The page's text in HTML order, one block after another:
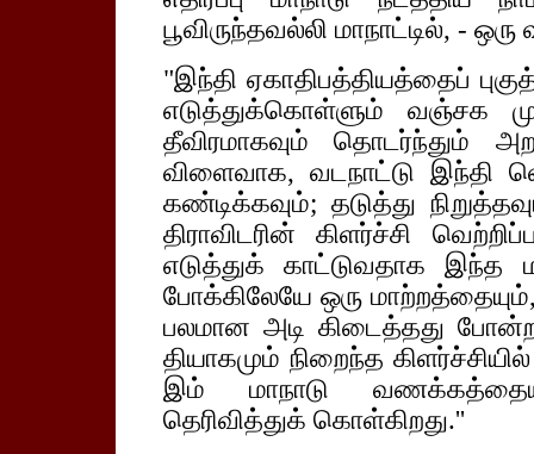
பூவிருந்தவல்லி மாநாட்டில், -
"இந்தி ஏகாதிபத்தியத்தைப்
எடுத்துக்கொள்ளும் வஞ்சக
தீவிரமாகவும் தொடர்ந்தும்
விளைவாக, வடநாட்டு இந்தி
கண்டிக்கவும்; தடுத்து
திராவிடரின் கிளர்ச்சி
எடுத்துக் காட்டுவதாக இந்த
போக்கிலேயே ஒரு
பலமான அடி கிடைத்தது
தியாகமும் நிறைந்த
இம் மாநாடு
தெரிவித்துக் கொள்கிறது.''